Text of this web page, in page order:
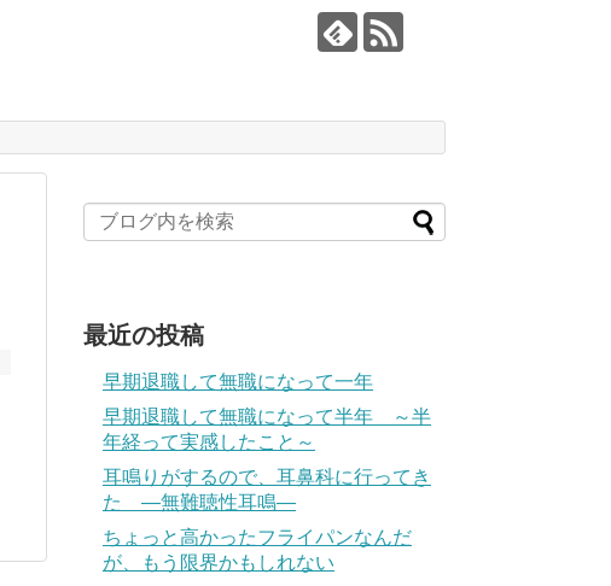
最近の投稿
早期退職して無職になって一年
早期退職して無職になって半年 ～半
年経って実感したこと～
耳鳴りがするので、耳鼻科に行ってき
た ―無難聴性耳鳴―
ちょっと高かったフライパンなんだ
が、もう限界かもしれない